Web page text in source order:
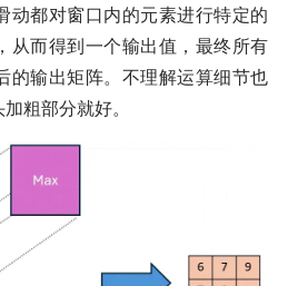
动都对窗口内的元素进行特定的
从而得到一个输出值，最终所有
的输出矩阵。不理解运算细节也
粗部分就好。